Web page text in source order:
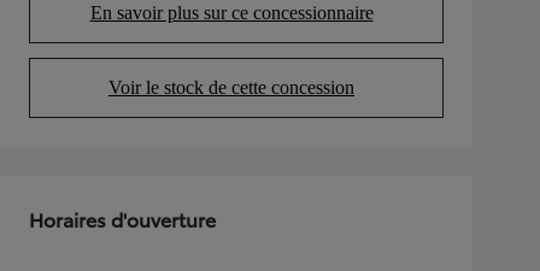
En savoir plus sur ce concessionnaire
(Opens in new tab)
Voir le stock de cette concession
(Opens in new tab)
Horaires d'ouverture